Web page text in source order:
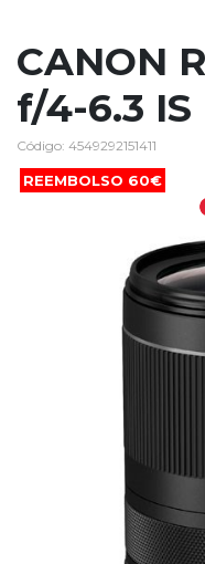
CANON
f/4-6.3 IS
Código: 4549292151411
REEMBOLSO 60€